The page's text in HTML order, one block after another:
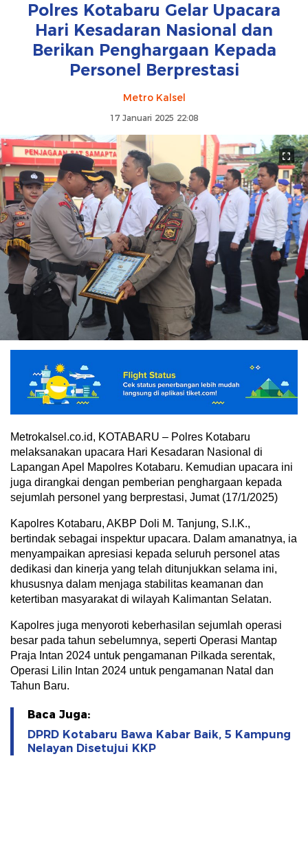
Polres Kotabaru Gelar Upacara
Hari Kesadaran Nasional dan
Berikan Penghargaan Kepada
Personel Berprestasi
Metro Kalsel
17 Januari 2025 22:08
Metrokalsel.co.id, KOTABARU – Polres Kotabaru
melaksanakan upacara Hari Kesadaran Nasional di
Lapangan Apel Mapolres Kotabaru. Kemudian upacara ini
juga dirangkai dengan pemberian penghargaan kepada
sejumlah personel yang berprestasi, Jumat (17/1/2025)
Kapolres Kotabaru, AKBP Doli M. Tanjung, S.I.K.,
bertindak sebagai inspektur upacara. Dalam amanatnya, ia
menyampaikan apresiasi kepada seluruh personel atas
dedikasi dan kinerja yang telah ditunjukkan selama ini,
khususnya dalam menjaga stabilitas keamanan dan
ketertiban masyarakat di wilayah Kalimantan Selatan.
Kapolres juga menyoroti keberhasilan sejumlah operasi
besar pada tahun sebelumnya, seperti Operasi Mantap
Praja Intan 2024 untuk pengamanan Pilkada serentak,
Operasi Lilin Intan 2024 untuk pengamanan Natal dan
Tahun Baru.
Baca Juga:
DPRD Kotabaru Bawa Kabar Baik, 5 Kampung
Nelayan Disetujui KKP